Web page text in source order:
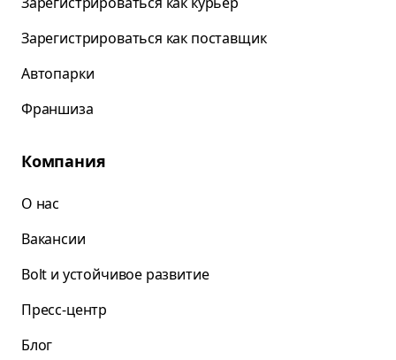
Зарегистрироваться как поставщик
Автопарки
Франшиза
Компания
О нас
Вакансии
Bolt и устойчивое развитие
Пресс-центр
Блог